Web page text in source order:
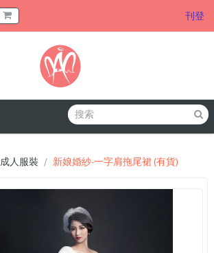
刊登
成人服裝 新娘婚紗-一字肩拖尾裙 (有貨)